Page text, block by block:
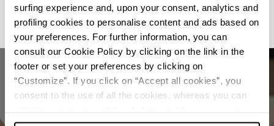
surfing experience and, upon your consent, analytics and
profiling cookies to personalise content and ads based on
your preferences. For further information, you can
consult our Cookie Policy by clicking on the link in the
footer or set your preferences by clicking on
“Customize”. If you click on “Accept all cookies”, you
consent to the use of all the cookies, whereas you can